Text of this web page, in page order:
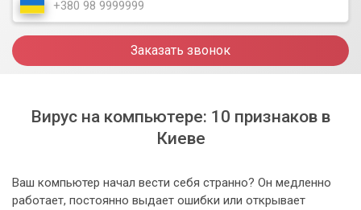
Заказать звонок
Вирус на компьютере: 10 признаков в
Киеве
Ваш компьютер начал вести себя странно? Он медленно
работает, постоянно выдает ошибки или открывает